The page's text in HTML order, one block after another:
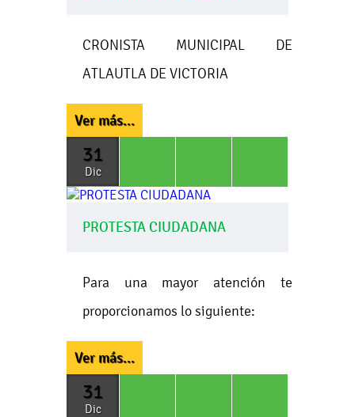
CRONISTA MUNICIPAL DE
ATLAUTLA DE VICTORIA
Ver más...
31
Dic
PROTESTA CIUDADANA
Para una mayor atención te
proporcionamos lo siguiente:
Ver más...
31
Dic